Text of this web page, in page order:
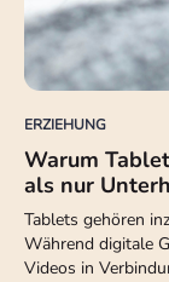
ERZIEHUNG
Warum
als nur
Tablets gehören
Während digitale
Videos in